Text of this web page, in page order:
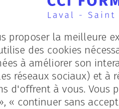
de
proposer la meilleure
des cookies
à améliorer son
réseaux sociaux) et à
d'offrent à vous. Vous
« continuer sans